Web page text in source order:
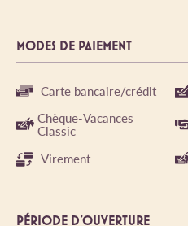
MODES DE PAIEMENT
Carte bancaire/crédit
Chèque-Vacances
Classic
Virement
PÉRIODE D'OUVERTURE